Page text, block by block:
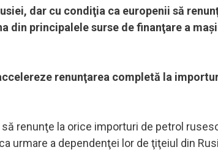
dar cu condiţia ca europenii să
din principalele surse de finanţare a
renunţarea completă la
renunţe la orice importuri de petrol
urmare a dependenţei lor de ţiţeiul din